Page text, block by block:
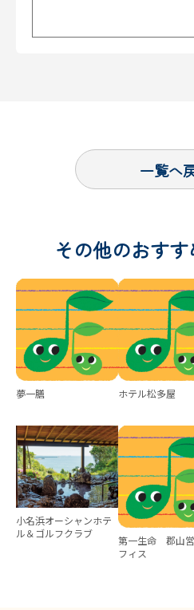
一覧へ
その他のおす
夢一膳 ホテル松多屋
小名浜オーシャンホテ
ル＆ゴルフクラブ
第一生命 郡山
フィス